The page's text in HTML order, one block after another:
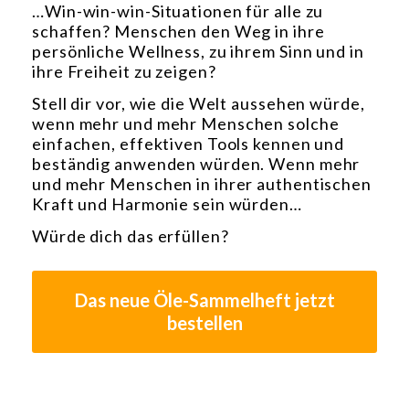
…Win-win-win-Situationen für alle zu
schaffen? Menschen den Weg in ihre
persönliche Wellness, zu ihrem Sinn und in
ihre Freiheit zu zeigen?
Stell dir vor, wie die Welt aussehen würde,
wenn mehr und mehr Menschen solche
einfachen, effektiven Tools kennen und
beständig anwenden würden. Wenn mehr
und mehr Menschen in ihrer authentischen
Kraft und Harmonie sein würden…
Würde dich das erfüllen?
Das neue Öle-Sammelheft jetzt
bestellen